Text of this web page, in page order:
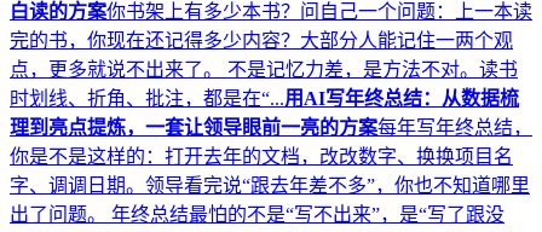
白读的方案你书架上有多少本书？问自己一个问题：上一本读
完的书，你现在还记得多少内容？大部分人能记住一两个观
点，更多就说不出来了。 不是记忆力差，是方法不对。读书
时划线、折角、批注，都是在“...用AI写年终总结：从数据梳
理到亮点提炼，一套让领导眼前一亮的方案每年写年终总结，
你是不是这样的：打开去年的文档，改改数字、换换项目名
字、调调日期。领导看完说“跟去年差不多”，你也不知道哪里
出了问题。 年终总结最怕的不是“写不出来”，是“写了跟没